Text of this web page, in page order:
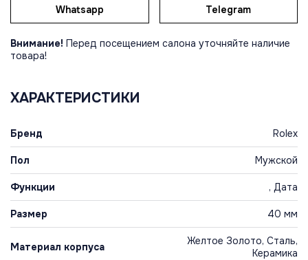
Whatsapp Telegram
Внимание! Перед посещением салона уточняйте наличие
товара!
ХАРАКТЕРИСТИКИ
Бренд Rolex
Пол Мужской
Функции , Дата
Размер 40 мм
Материал корпуса
Желтое Золото, Сталь,
Керамика